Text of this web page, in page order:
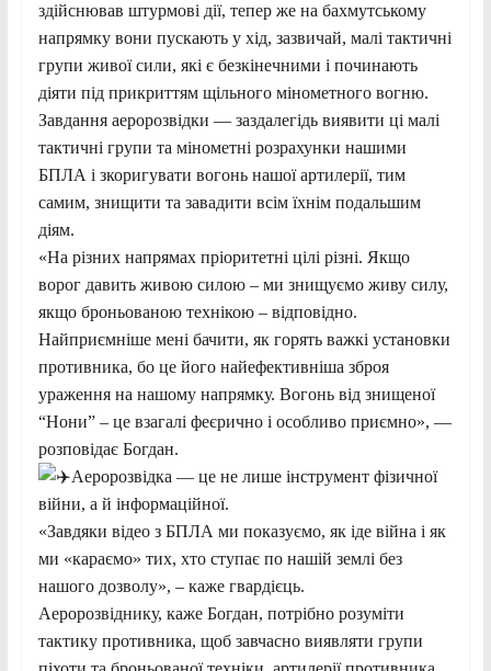
здійснював штурмові дії, тепер же на бахмутському
напрямку вони пускають у хід, зазвичай, малі тактичні
групи живої сили, які є безкінечними і починають
діяти під прикриттям щільного мінометного вогню.
Завдання аеророзвідки — заздалегідь виявити ці малі
тактичні групи та мінометні розрахунки нашими
БПЛА і зкоригувати вогонь нашої артилерії, тим
самим, знищити та завадити всім їхнім подальшим
діям.
«На різних напрямах пріоритетні цілі різні. Якщо
ворог давить живою силою – ми знищуємо живу силу,
якщо броньованою технікою – відповідно.
Найприємніше мені бачити, як горять важкі установки
противника, бо це його найефективніша зброя
ураження на нашому напрямку. Вогонь від знищеної
“Нони” – це взагалі феєрично і особливо приємно», —
розповідає Богдан.
Аеророзвідка — це не лише інструмент фізичної
війни, а й інформаційної.
«Завдяки відео з БПЛА ми показуємо, як іде війна і як
ми «караємо» тих, хто ступає по нашій землі без
нашого дозволу», – каже гвардієць.
Аеророзвіднику, каже Богдан, потрібно розуміти
тактику противника, щоб завчасно виявляти групи